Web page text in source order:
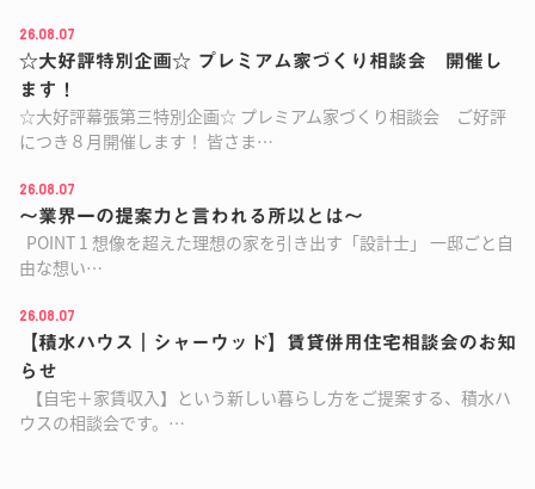
26.08.07
☆大好評特別企画☆ プレミアム家づくり相談会 開催し
ます！
☆大好評幕張第三特別企画☆ プレミアム家づくり相談会 ご好評
につき８月開催します！ 皆さま…
26.08.07
～業界一の提案力と言われる所以とは～
POINT 1 想像を超えた理想の家を引き出す「設計士」 一邸ごと自
由な想い…
26.08.07
【積水ハウス｜シャーウッド】賃貸併用住宅相談会のお知
らせ
【自宅＋家賃収入】という新しい暮らし方をご提案する、積水ハ
ウスの相談会です。…